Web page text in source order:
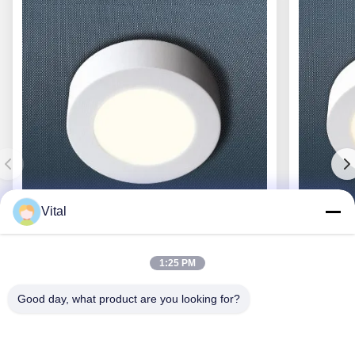
Consiga el mejor precio
Vital
1:25 PM
Good day, what product are you looking for?